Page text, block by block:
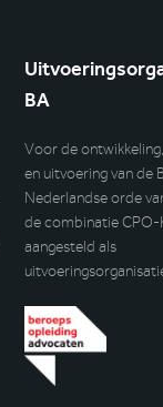
BA
Voor de
en uitvoering van de
Nederlandse orde
de combinatie CPO-
aangesteld als